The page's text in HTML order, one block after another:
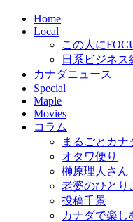
Home
Local
この人に
日系ビジネス
カナダニュース
Special
Maple
Movies
コラム
まるごとカナ
オタワ便り
榊原理人さ
老婆のひとり
投稿千景
カナダで楽し